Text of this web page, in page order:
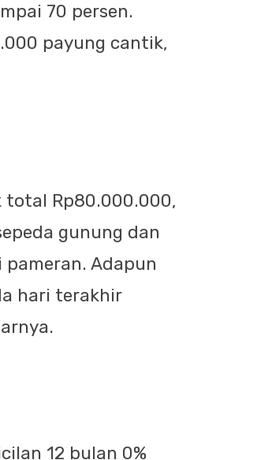
70 persen.
payung cantik,
total Rp80.000.000,
gunung dan
Adapun
hari terakhir
12 bulan 0%